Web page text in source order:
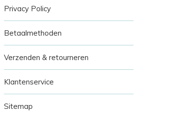
Privacy Policy
Betaalmethoden
Verzenden & retourneren
Klantenservice
Sitemap